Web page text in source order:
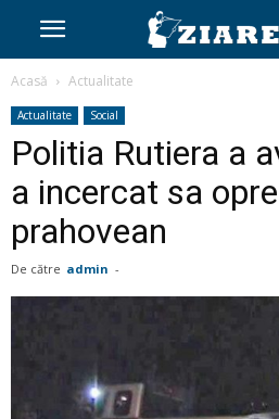
Acasă Actualitate
Actualitate Social
Politia Rutiera a
a incercat sa
prahovean
De către admin -